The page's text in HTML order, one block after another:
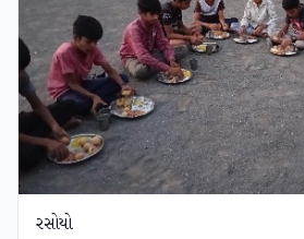
રસોયો